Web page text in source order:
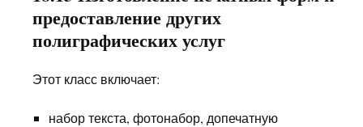
предоставление других
полиграфических услуг
Этот класс включает:
набор текста, фотонабор, допечатную